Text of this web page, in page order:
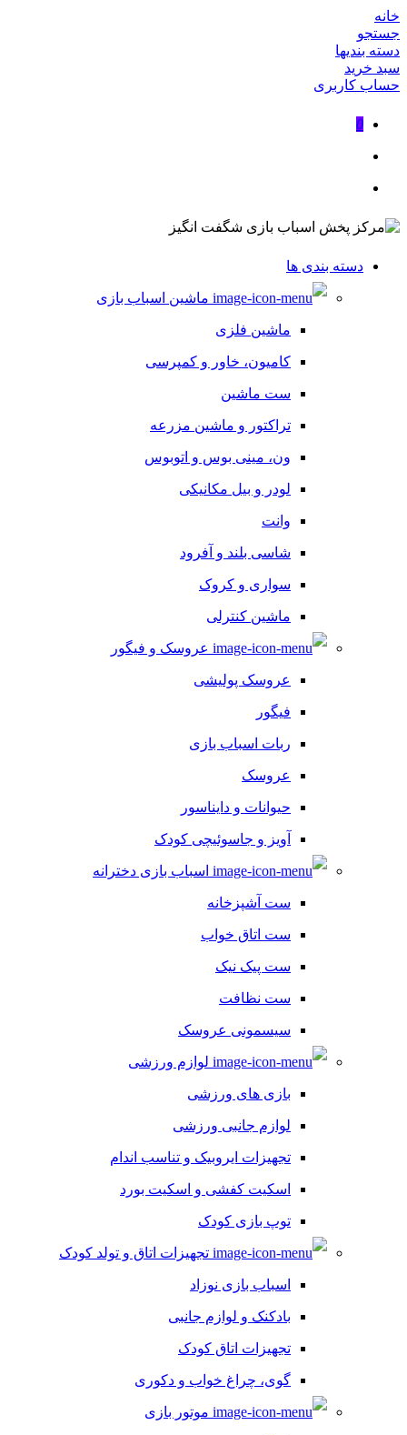
خانه
جستجو
دسته بندیها
سبد خرید
حساب کاربری
0
دسته بندی ها
ماشین اسباب بازی
ماشین فلزی
کامیون، خاور و کمپرسی
ست ماشین
تراکتور و ماشین مزرعه
ون، مینی بوس و اتوبوس
لودر و بیل مکانیکی
وانت
شاسی بلند و آفرود
سواری و کروک
ماشین کنترلی
عروسک و فیگور
عروسک پولیشی
فیگور
ربات اسباب بازی
عروسک
حیوانات و دایناسور
آویز و جاسوئیچی کودک
اسباب بازی دخترانه
ست آشپزخانه
ست اتاق خواب
ست پیک نیک
ست نظافت
سیسمونی عروسک
لوازم ورزشی
بازی های ورزشی
لوازم جانبی ورزشی
تجهیزات ایروبیک و تناسب اندام
اسکیت کفشی و اسکیت بورد
توپ بازی کودک
تجهیزات اتاق و تولد کودک
اسباب بازی نوزاد
بادکنک و لوازم جانبی
تجهیزات اتاق کودک
گوی، چراغ خواب و دکوری
موتور بازی